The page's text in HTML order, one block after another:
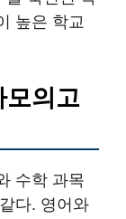
높은 학교
모의고
수학 과목
다. 영어와